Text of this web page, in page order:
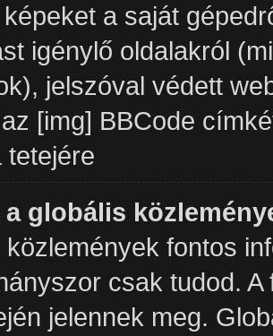
a saját
igénylő oldalakról
jelszóval védett
[img] BBCode
tetejére
a globális
közlemények fontos
csak tudod.
jelennek meg.